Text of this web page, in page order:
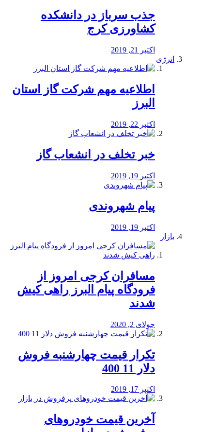
جذب سرباز در دانشکده
کشاورزی کرج
اکتبر 21, 2019
انرژی
️اطلاعیه مهم شرکت گاز استان
البرز
اکتبر 22, 2019
خبر تخلف در انشعاب گاز
اکتبر 19, 2019
پیام شهروندی
اکتبر 19, 2019
بازار
مسافران کرجی امروز از
فرودگاه پیام البرز راهی کیش
شدند
جولای 2, 2020
تکرار قیمت چهارشنبه فروش
دلار 11 400
اکتبر 17, 2019
آخرین قیمت خودرو‌های